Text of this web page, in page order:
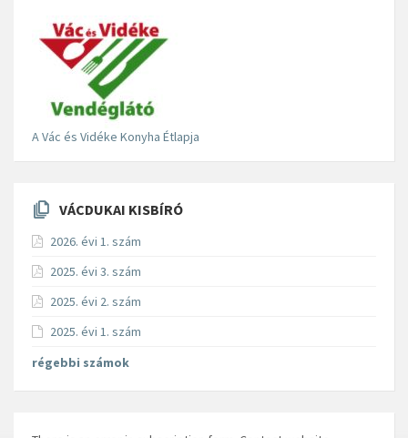
A Vác és Vidéke Konyha Étlapja
VÁCDUKAI KISBÍRÓ
2026. évi 1. szám
2025. évi 3. szám
2025. évi 2. szám
2025. évi 1. szám
régebbi számok